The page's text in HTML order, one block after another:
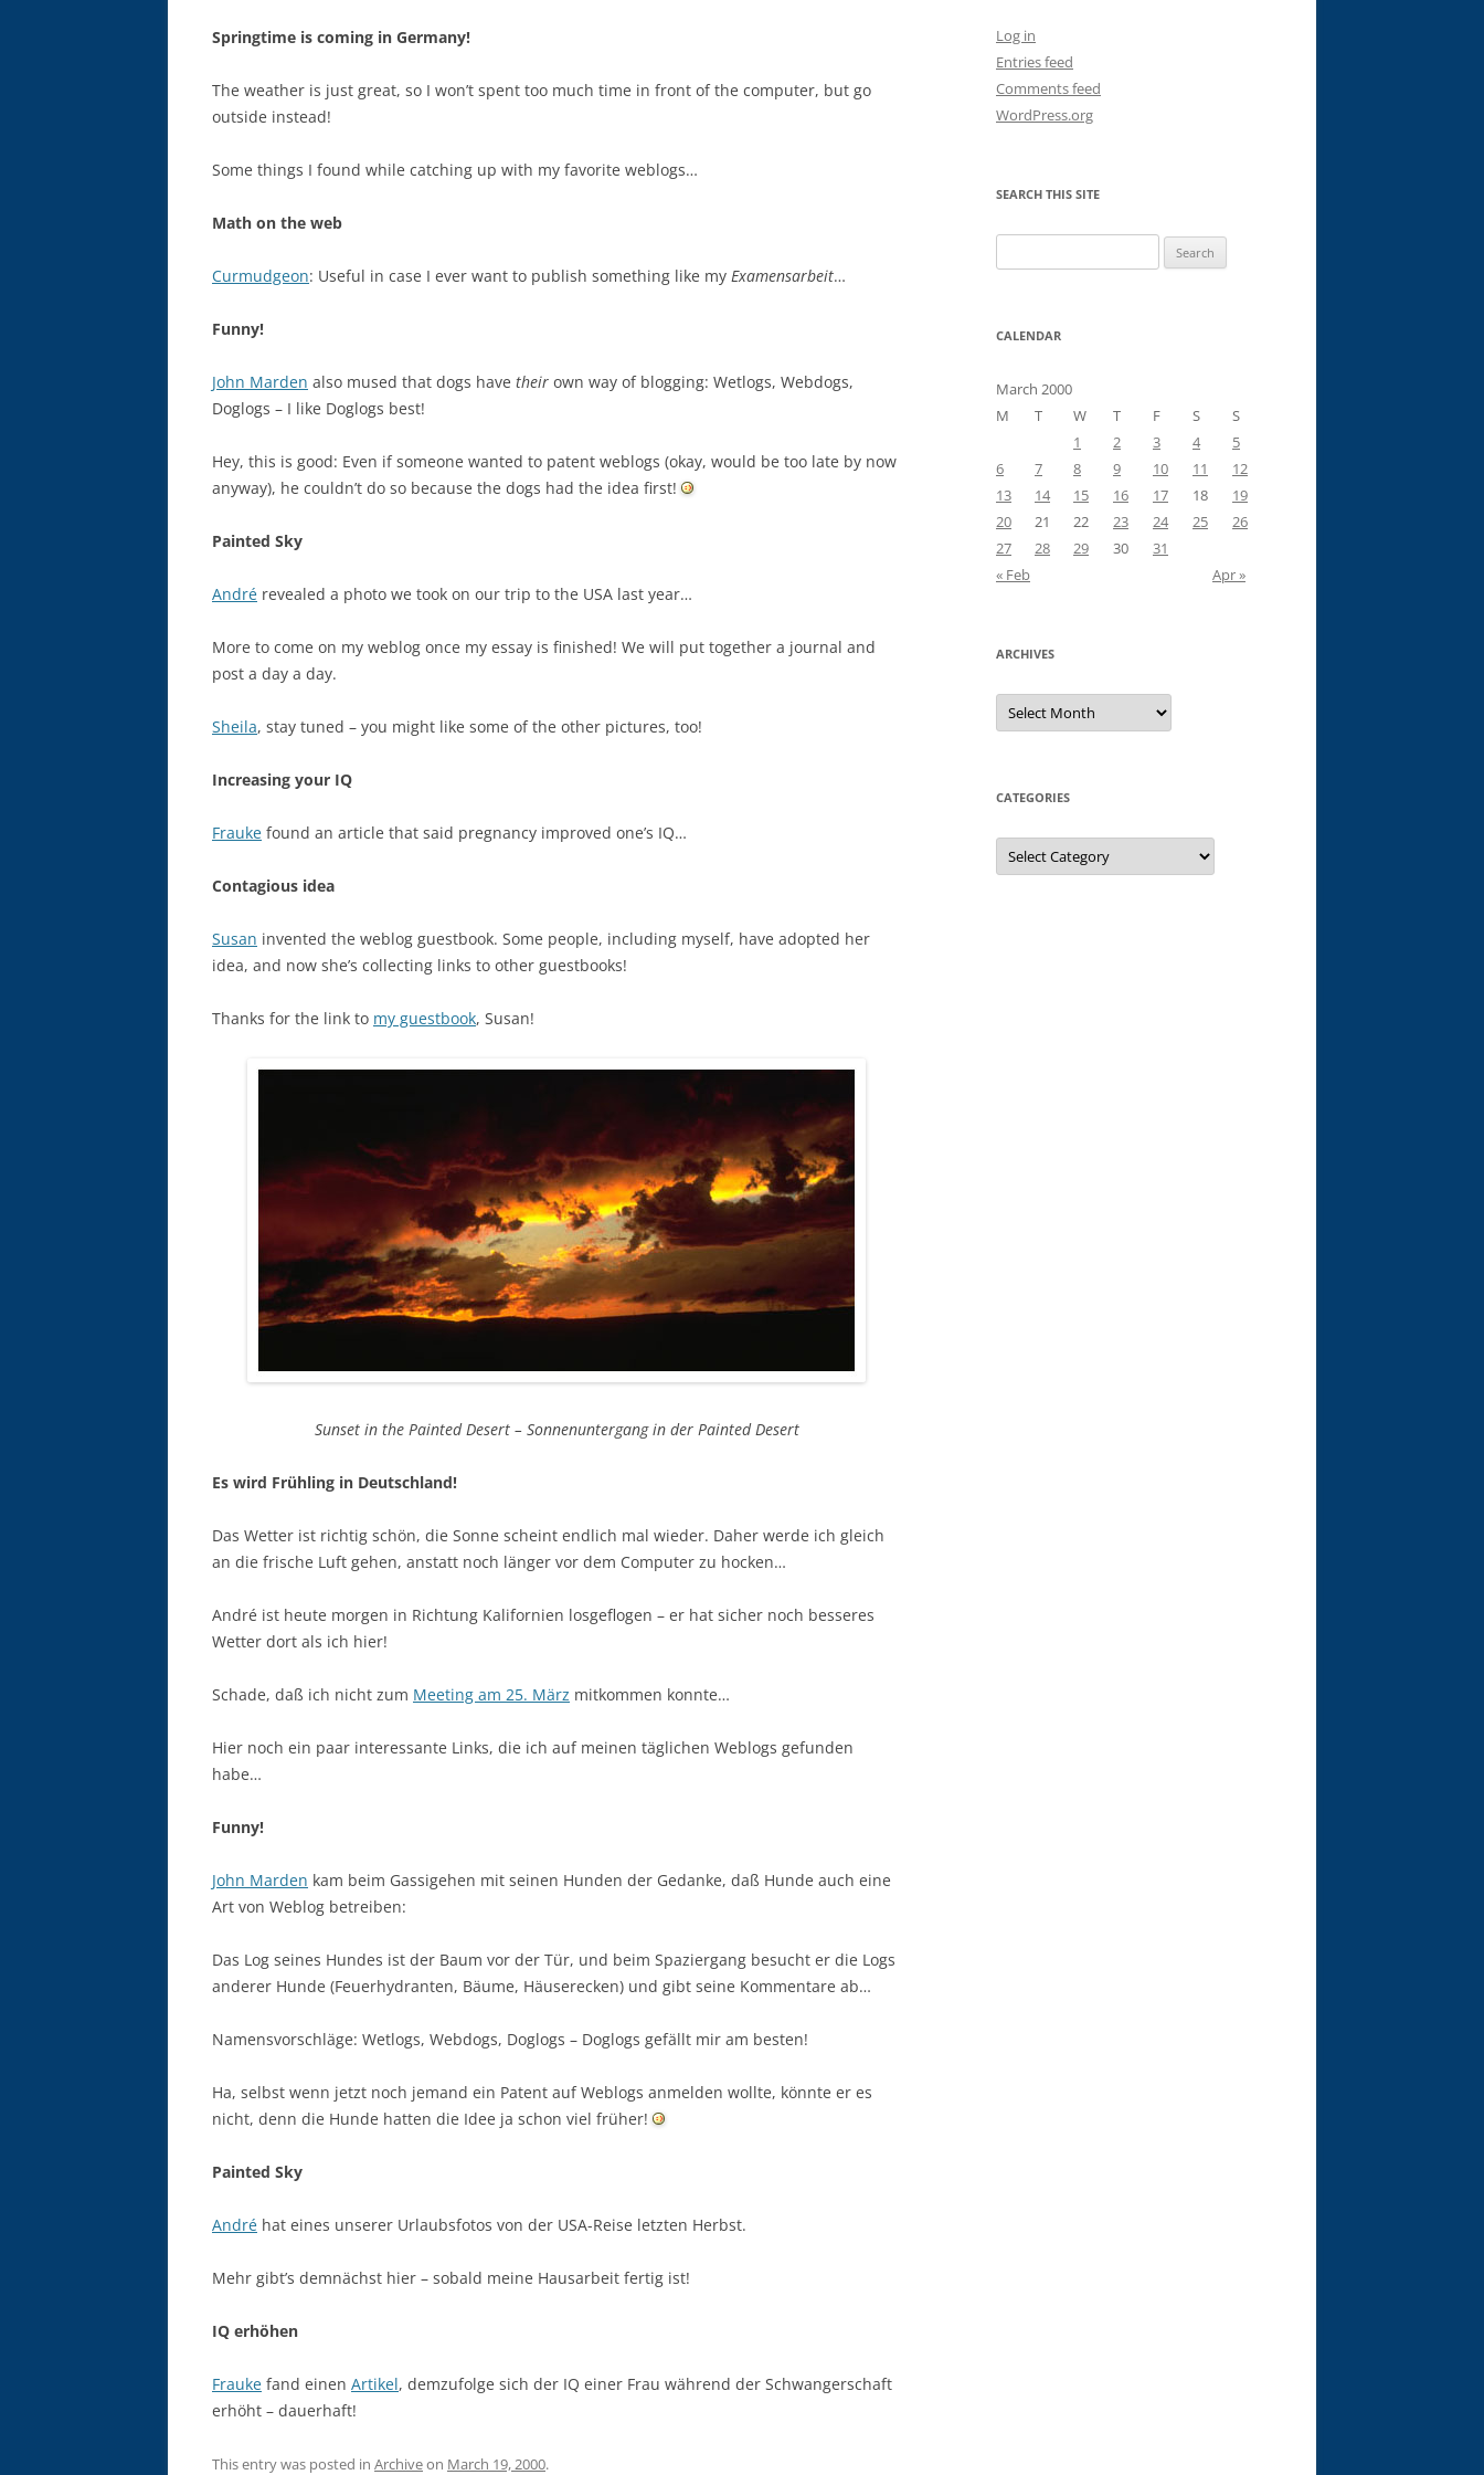
Springtime is coming in Germany!
The weather is just great, so I won’t spent too much time in front of the computer, but go
outside instead!
Some things I found while catching up with my favorite weblogs…
Math on the web
Curmudgeon: Useful in case I ever want to publish something like my Examensarbeit…
Funny!
John Marden also mused that dogs have their own way of blogging: Wetlogs, Webdogs,
Doglogs – I like Doglogs best!
Hey, this is good: Even if someone wanted to patent weblogs (okay, would be too late by now
anyway), he couldn’t do so because the dogs had the idea first!
Painted Sky
André revealed a photo we took on our trip to the USA last year…
More to come on my weblog once my essay is finished! We will put together a journal and
post a day a day.
Sheila, stay tuned – you might like some of the other pictures, too!
Increasing your IQ
Frauke found an article that said pregnancy improved one’s IQ…
Contagious idea
Susan invented the weblog guestbook. Some people, including myself, have adopted her
idea, and now she’s collecting links to other guestbooks!
Thanks for the link to my guestbook, Susan!
Sunset in the Painted Desert – Sonnenuntergang in der Painted Desert
Es wird Frühling in Deutschland!
Das Wetter ist richtig schön, die Sonne scheint endlich mal wieder. Daher werde ich gleich
an die frische Luft gehen, anstatt noch länger vor dem Computer zu hocken…
André ist heute morgen in Richtung Kalifornien losgeflogen – er hat sicher noch besseres
Wetter dort als ich hier!
Schade, daß ich nicht zum Meeting am 25. März mitkommen konnte…
Hier noch ein paar interessante Links, die ich auf meinen täglichen Weblogs gefunden
habe…
Funny!
John Marden kam beim Gassigehen mit seinen Hunden der Gedanke, daß Hunde auch eine
Art von Weblog betreiben:
Das Log seines Hundes ist der Baum vor der Tür, und beim Spaziergang besucht er die Logs
anderer Hunde (Feuerhydranten, Bäume, Häuserecken) und gibt seine Kommentare ab…
Namensvorschläge: Wetlogs, Webdogs, Doglogs – Doglogs gefällt mir am besten!
Ha, selbst wenn jetzt noch jemand ein Patent auf Weblogs anmelden wollte, könnte er es
nicht, denn die Hunde hatten die Idee ja schon viel früher!
Painted Sky
André hat eines unserer Urlaubsfotos von der USA-Reise letzten Herbst.
Mehr gibt’s demnächst hier – sobald meine Hausarbeit fertig ist!
IQ erhöhen
Frauke fand einen Artikel, demzufolge sich der IQ einer Frau während der Schwangerschaft
erhöht – dauerhaft!
This entry was posted in Archiveon March 19, 2000.
Log in
Entries feed
Comments feed
WordPress.org
SEARCH THIS SITE
for:
CALENDAR
March 2000
M
T W T F S
S
1
2 3 4
5
6
7 8 9 10 11
12
13
14 15 16 17 18
19
20
21 22 23 24 25
26
27
28 29 30
31
« Feb
Apr »
ARCHIVES
Archives
CATEGORIES
Categories